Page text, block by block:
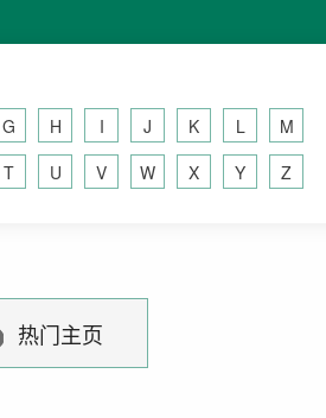
G H I J K L
M
T U V W X Y Z
热门主页